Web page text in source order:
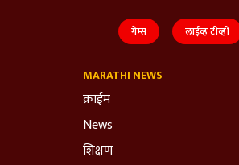
गेम्स लाईव्ह टीव्ही
MARATHI NEWS
क्राईम
News
शिक्षण